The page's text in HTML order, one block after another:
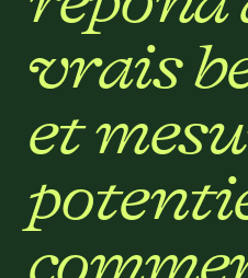
vrais b
et mesu
potenti
comme